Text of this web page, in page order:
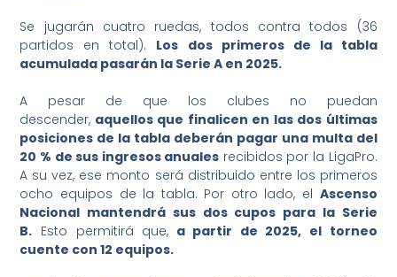
Se jugarán cuatro ruedas, todos contra todos (36
partidos en total). Los dos primeros de la tabla
acumulada pasarán la Serie A en 2025.
A pesar de que los clubes no puedan
descender, aquellos que finalicen en las dos últimas
posiciones de la tabla deberán pagar una multa del
20 % de sus ingresos anuales recibidos por la LigaPro.
A su vez, ese monto será distribuido entre los primeros
ocho equipos de la tabla. Por otro lado, el Ascenso
Nacional mantendrá sus dos cupos para la Serie
B. Esto permitirá que, a partir de 2025, el torneo
cuente con 12 equipos.